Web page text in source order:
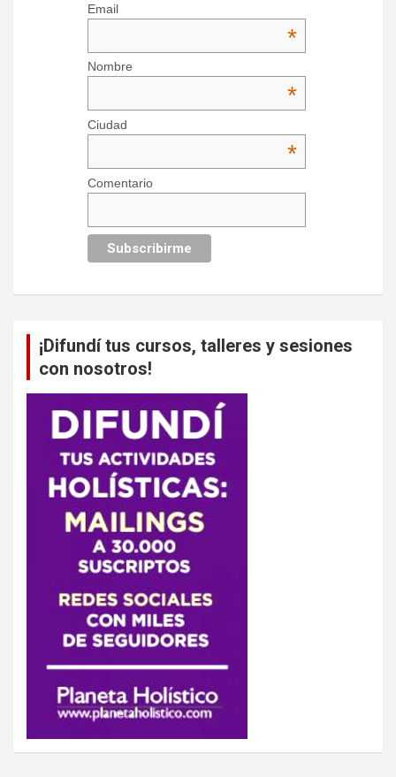
Email
*
Nombre
*
Ciudad
*
Comentario
¡Difundí tus cursos, talleres y sesiones
con nosotros!